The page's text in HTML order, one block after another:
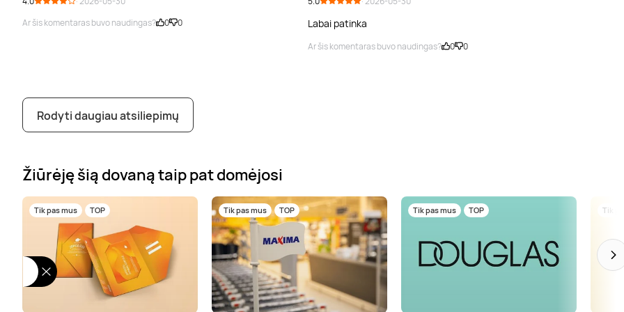
Ar šis komentaras buvo naudingas?
0 0 Labai patinka
Ar šis komentaras buvo naudingas? 0 0
Rodyti daugiau atsiliepimų
Žiūrėję šią dovaną taip pat domėjosi
Tik pas mus TOP Tik pas mus TOP Tik pas mus TOP Tik